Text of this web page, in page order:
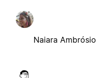
Naiara Ambrósio